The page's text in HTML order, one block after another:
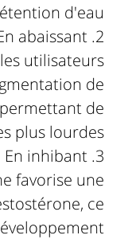
d'eau.
abaissant
utilisateurs
de
de
plus lourdes.
En inhibant
favorise une
ce